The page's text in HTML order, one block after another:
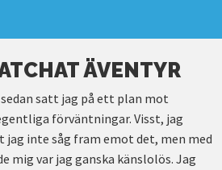
ÄVENTYR
satt jag på ett plan mot
förväntningar. Visst, jag
jag inte såg fram emot det, men med
mig var jag ganska känslolös. Jag